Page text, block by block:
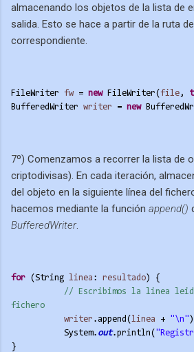
almacenando los objetos de la lista de
salida. Esto se hace a partir de la ruta
correspondiente.
FileWriter fw = new FileWriter(file ,
BufferedWriter writer = new
7º) Comenzamos a recorrer la lista de
criptodivisas). En cada iteración,
del objeto en la siguiente línea del
hacemos mediante la función append()
BufferedWriter.
for (String linea : resultado) {
// Escribimos la linea
fichero
writer .append(linea + "\n"
System. out.println(
}